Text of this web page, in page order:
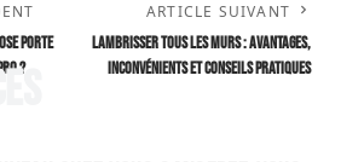
porte
?
ARTICLE SUIVANT
Lambrisser tous les murs : avantages,
inconvénients et conseils pratiques